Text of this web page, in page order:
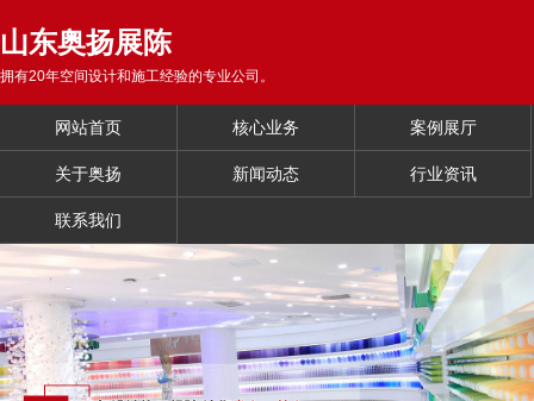
山东奥扬展陈
拥有20年空间设计和施工经验的专业公司。
网站首页 核心业务 案例展厅
关于奥扬 新闻动态 行业资讯
联系我们